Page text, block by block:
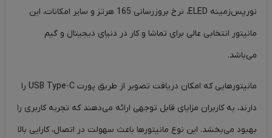
نورپس‌زمینه ELED، نرخ بروزرسانی 165 هرتز و سایر امکانات، این
مانیتور انتخابی عالی برای تماشا و کار در دنیای دیجیتال و گیم
می‌باشد.
مانیتورهایی که امکان دریافت تصویر از طریق پورت USB Type-C را
دارند، به کاربران مزایای قابل توجهی ارائه می‌دهند که تجربه کاربری را
بهبود می‌بخشد. این نوع مانیتورها باعث سهولت در اتصال، کارایی بالا